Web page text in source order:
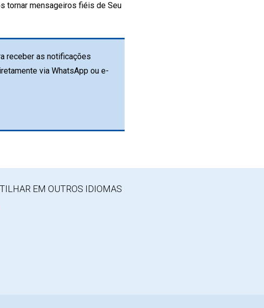
tornar mensageiros fiéis de Seu
receber as notificações
via WhatsApp ou e-
EM OUTROS IDIOMAS